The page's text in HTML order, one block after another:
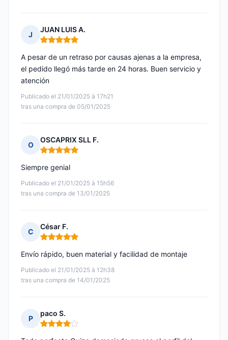
J
JUAN LUIS A.
Nota: 5 de 5
Publicado el 21/01/2025 à 17h21
tras una compra de 05/01/2025
A pesar de un retraso por causas ajenas a la empresa,
el pedido llegó más tarde en 24 horas. Buen servicio y
atención
O
OSCAPRIX SLL F.
Nota: 5 de 5
Publicado el 21/01/2025 à 15h56
tras una compra de 13/01/2025
Siempre genial
C
César F.
Nota: 5 de 5
Publicado el 21/01/2025 à 12h38
tras una compra de 14/01/2025
Envío rápido, buen material y facilidad de montaje
P
paco S.
Nota: 4 de 5